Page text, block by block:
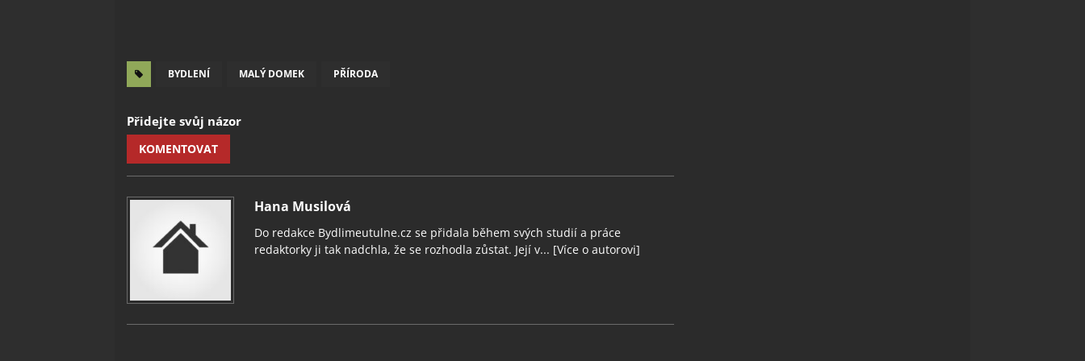
BYDLENÍ MALÝ DOMEK PŘÍRODA
Přidejte svůj názor
KOMENTOVAT
Hana Musilová
Do redakce Bydlimeutulne.cz se přidala během svých studií a práce
redaktorky ji tak nadchla, že se rozhodla zůstat. Její v... [Více o autorovi]